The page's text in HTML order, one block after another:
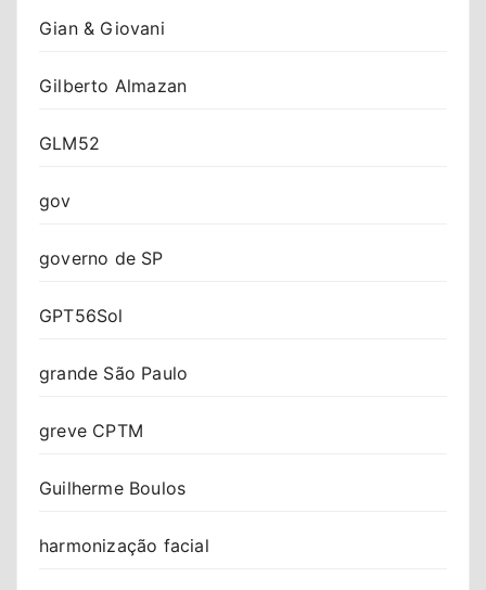
Gian & Giovani
Gilberto Almazan
GLM52
gov
governo de SP
GPT56Sol
grande São Paulo
greve CPTM
Guilherme Boulos
harmonização facial